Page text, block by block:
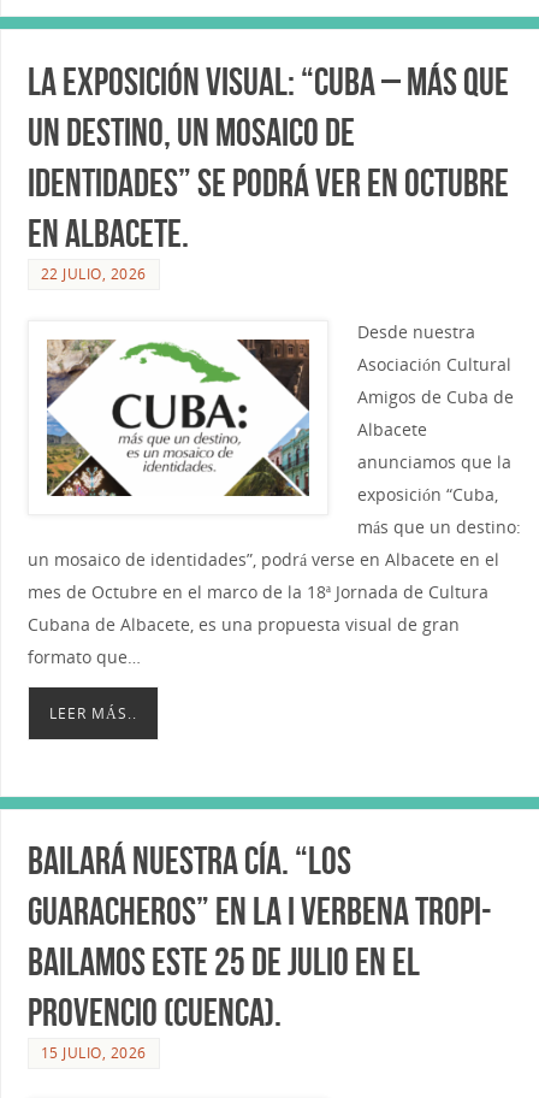
La exposición visual: “Cuba – Más que
un destino, un mosaico de
identidades” se podrá ver en Octubre
en Albacete.
22 JULIO, 2026
Desde nuestra
Asociación Cultural
Amigos de Cuba de
Albacete
anunciamos que la
exposición “Cuba,
más que un destino:
un mosaico de identidades”, podrá verse en Albacete en el
mes de Octubre en el marco de la 18ª Jornada de Cultura
Cubana de Albacete, es una propuesta visual de gran
formato que…
LEER MÁS..
Bailará nuestra Cía. “Los
Guaracheros” en la I Verbena Tropi-
Bailamos este 25 de Julio en El
Provencio (Cuenca).
15 JULIO, 2026